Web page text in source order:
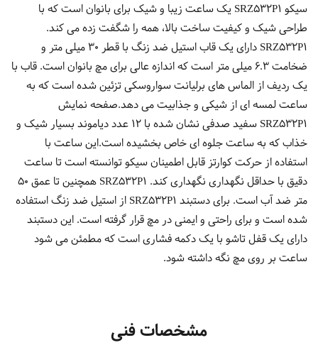
سیکو SRZ532P1 یک ساعت زیبا و شیک برای بانوان است که با
طراحی شیک و کیفیت ساخت بالا، همه را شگفت زده می کند.
SRZ532P1 دارای یک قاب استیل ضد زنگ با قطر 30 میلی متر و
ضخامت 6.3 میلی متر است که اندازه عالی برای مچ بانوان است. قاب با
یک ردیف از الماس های برلیانت سواروسکی تزئین شده است که به
ساعت لمسه ای از شیکی و جذابیت می دهد.صفحه نمایش
SRZ532P1 سفید صدفی نشان شده با 12 عدد دیاموند بسیار شیک و
خذاب که به ساعت جلوه ای خاص بخشیده است.این ساعت با
استفاده از حرکت کوارتز قابل اطمینان سیکو توانسته است تا ساعت
دقیق با حداقل نگهداری نگهداری کند. SRZ532P1 همچنین تا عمق 50
متر ضد آب است. برای دستبند SRZ532P1 از استیل ضد زنگ استفاده
شده است و برای راحتی و ایمنی در مچ قرار گرفته است. این دستبند
دارای یک قفل تاشو با یک دکمه فشاری است که مطمئن می شود
ساعت بر روی مچ نگه داشته شود.
مشخصات فنی